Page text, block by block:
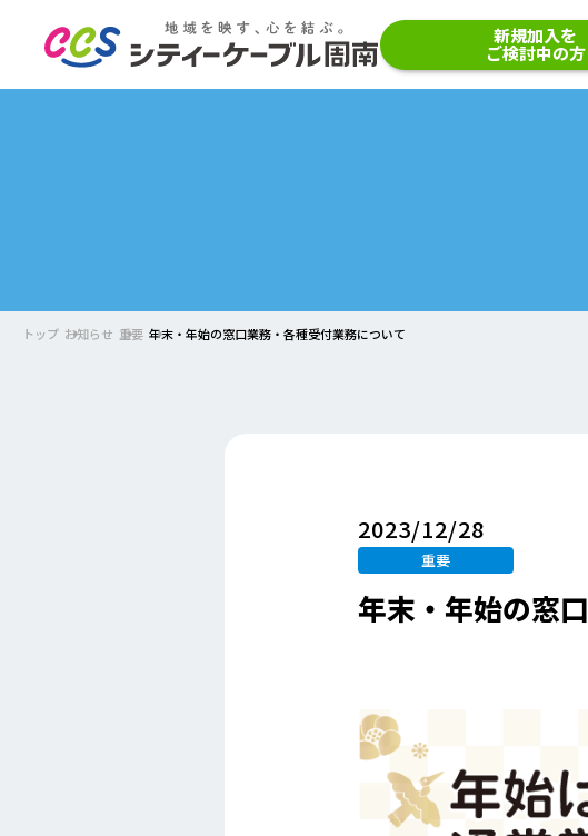
新規加入を
ご検討中の方
トップ お知らせ 重要 年末・年始の窓口業務・各種受付業務について
2023/12/28
重要
年末・年始の窓